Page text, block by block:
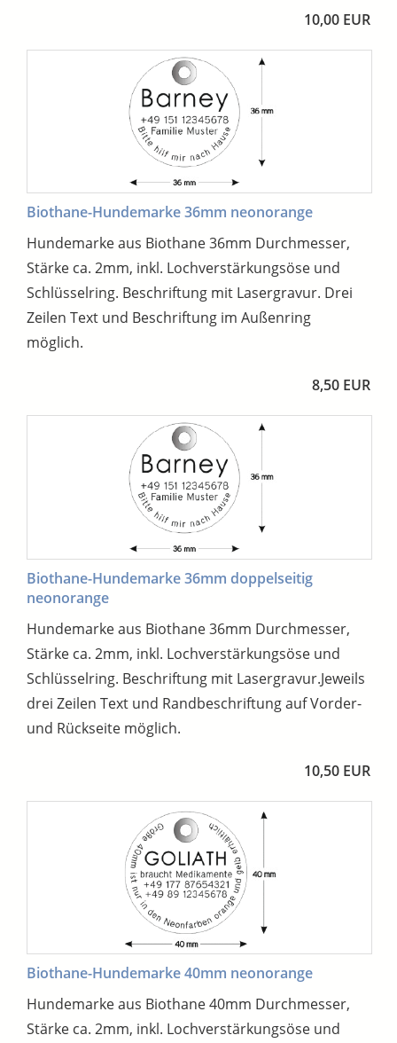
10,00 EUR
Biothane-Hundemarke 36mm neonorange
Hundemarke aus Biothane 36mm Durchmesser,
Stärke ca. 2mm, inkl. Lochverstärkungsöse und
Schlüsselring. Beschriftung mit Lasergravur. Drei
Zeilen Text und Beschriftung im Außenring
möglich.
8,50 EUR
Biothane-Hundemarke 36mm doppelseitig
neonorange
Hundemarke aus Biothane 36mm Durchmesser,
Stärke ca. 2mm, inkl. Lochverstärkungsöse und
Schlüsselring. Beschriftung mit Lasergravur.Jeweils
drei Zeilen Text und Randbeschriftung auf Vorder-
und Rückseite möglich.
10,50 EUR
Biothane-Hundemarke 40mm neonorange
Hundemarke aus Biothane 40mm Durchmesser,
Stärke ca. 2mm, inkl. Lochverstärkungsöse und